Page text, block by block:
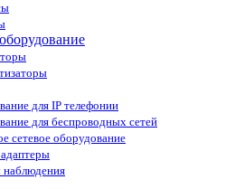
для IP телефонии
для беспроводных сетей
сетевое оборудование